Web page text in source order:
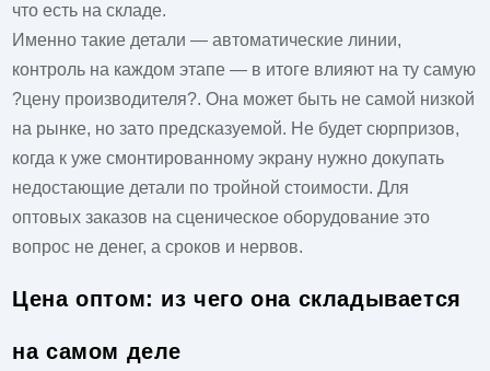
что есть на складе.
Именно такие детали — автоматические линии,
контроль на каждом этапе — в итоге влияют на ту самую
?цену производителя?. Она может быть не самой низкой
на рынке, но зато предсказуемой. Не будет сюрпризов,
когда к уже смонтированному экрану нужно докупать
недостающие детали по тройной стоимости. Для
оптовых заказов на сценическое оборудование это
вопрос не денег, а сроков и нервов.
Цена оптом: из чего она складывается
на самом деле